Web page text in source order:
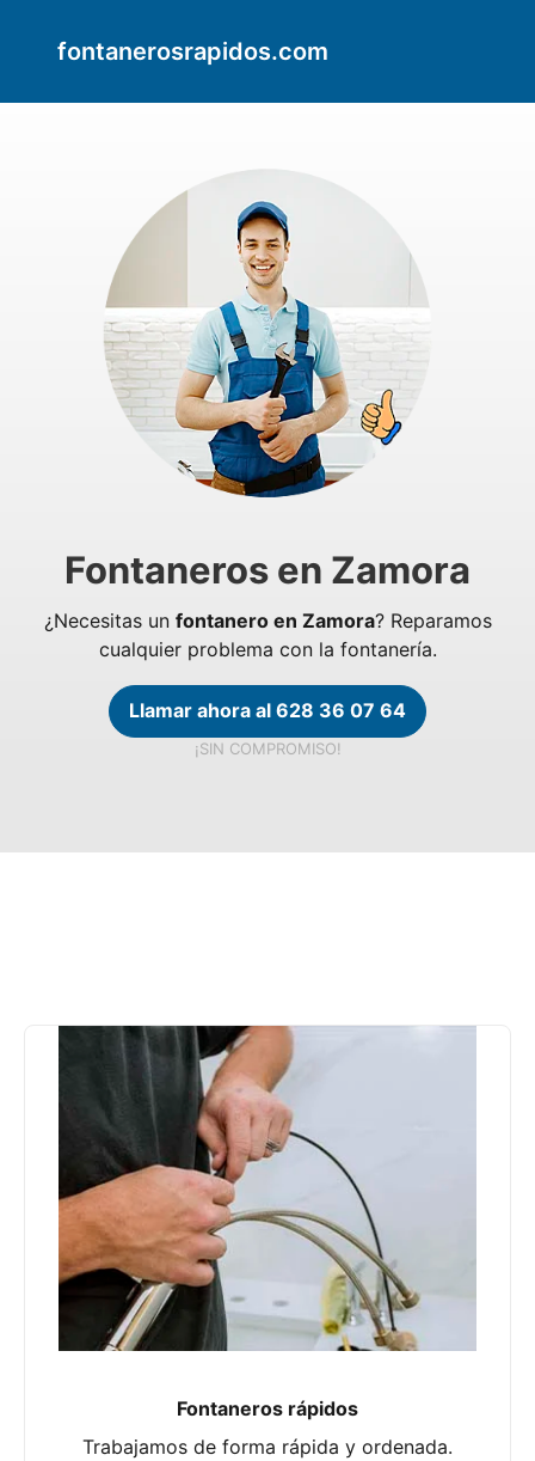
fontanerosrapidos.com
Fontaneros en Zamora
¿Necesitas un fontanero en Zamora? Reparamos
cualquier problema con la fontanería.
Llamar ahora al 628 36 07 64
¡SIN COMPROMISO!
Fontaneros rápidos
Trabajamos de forma rápida y ordenada.